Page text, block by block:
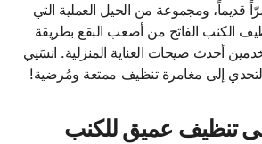
قديماً، ومجموعة من الحيل العملية التي
الكنب الفاتح من أصعب البقع بطريقة
أحدث صيحات العناية المنزلية. انسَيي
إلى مغامرة تنظيف ممتعة ومُرضية!
تنظيف عميق للكنب